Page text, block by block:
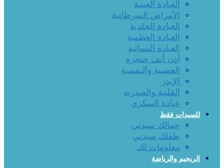
العيادة العينية
الأمراض السرطانية
العيادة الجلدية
العيادة العظمية
العيادة النسائية
أذن أنف حنجرة
العصبية والنفسية
الإيدز
القلبية والصدرية
عيادة السكري
للسيدات فقط
جمالك سيدتي
طفلك سيدتي
معلومات لك
الريجيم والرياضة